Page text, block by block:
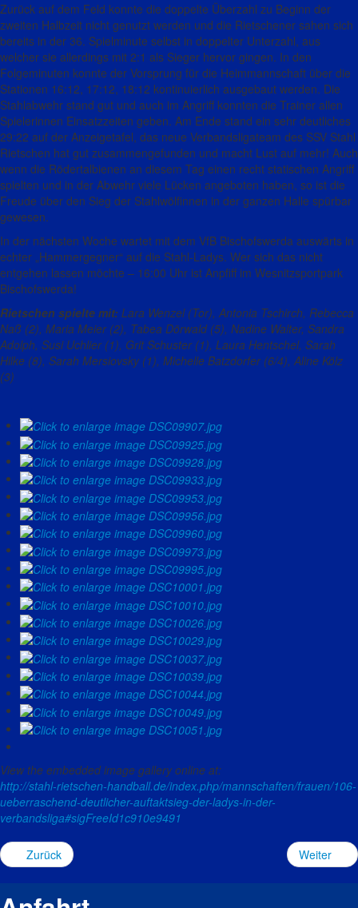
Zurück auf dem Feld konnte die doppelte Überzahl zu Beginn der
zweiten Halbzeit nicht genutzt werden und die Rietschener sahen sich
bereits in der 36. Spielminute selbst in doppelter Unterzahl, aus
welcher sie allerdings mit 2:1 als Sieger hervor gingen. In den
Folgeminuten konnte der Vorsprung für die Heimmannschaft über die
Stationen 16:12, 17:12, 18:12 kontinuierlich ausgebaut werden. Die
Stahlabwehr stand gut und auch im Angriff konnten die Trainer allen
Spielerinnen Einsatzzeiten geben. Am Ende stand ein sehr deutliches
29:22 auf der Anzeigetafel, das neue Verbandsligateam des SSV Stahl
Rietschen hat gut zusammengefunden und macht Lust auf mehr! Auch
wenn die Rödertalbienen an diesem Tag einen recht statischen Angriff
spielten und in der Abwehr viele Lücken angeboten haben, so ist die
Freude über den Sieg der Stahlwölfinnen in der ganzen Halle spürbar
gewesen.
In der nächsten Woche wartet mit dem VfB Bischofswerda auswärts in
echter „Hammergegner“ auf die Stahl-Ladys. Wer sich das nicht
entgehen lassen möchte – 16:00 Uhr ist Anpfiff im Wesnitzsportpark
Bischofswerda!
Rietschen spielte mit: Lara Wenzel (Tor), Antonia Tschirch, Rebecca
Naß (2), Maria Meier (2), Tabea Dörwald (5), Nadine Walter, Sandra
Adolph, Susi Uchlier (1), Grit Schuster (1), Laura Hentschel, Sarah
Hilke (8), Sarah Mersiovsky (1), Michelle Batzdorfer (6/4), Aline Kölz
(3)
View the embedded image gallery online at:
http://stahl-rietschen-handball.de/index.php/mannschaften/frauen/106-
ueberraschend-deutlicher-auftaktsieg-der-ladys-in-der-
verbandsliga#sigFreeId1c910e9491
Zurück Weiter